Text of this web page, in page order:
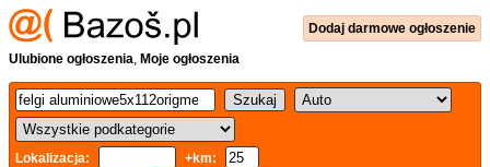
Dodaj darmowe ogłoszenie
Ulubione ogłoszenia, Moje ogłoszenia
Lokalizacja:
+km: